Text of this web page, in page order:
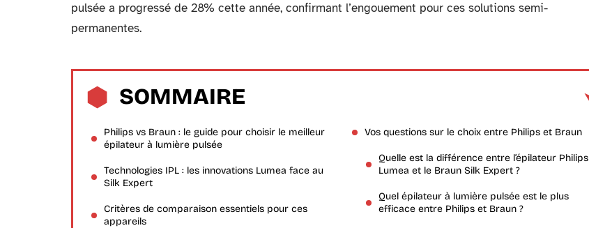
pulsée a progressé de 28% cette année, confirmant l’engouement pour ces solutions semi-
permanentes.
SOMMAIRE
Philips vs Braun : le guide pour choisir le meilleur
épilateur à lumière pulsée
Technologies IPL : les innovations Lumea face au
Silk Expert
Critères de comparaison essentiels pour ces
appareils
Vos questions sur le choix entre Philips et Braun
Quelle est la différence entre l’épilateur Philips
Lumea et le Braun Silk Expert ?
Quel épilateur à lumière pulsée est le plus
efficace entre Philips et Braun ?